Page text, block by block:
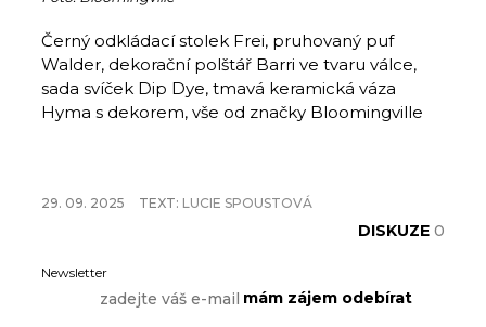
Černý odkládací stolek Frei, pruhovaný puf
Walder, dekorační polštář Barri ve tvaru válce,
sada svíček Dip Dye, tmavá keramická váza
Hyma s dekorem, vše od značky Bloomingville
29. 09. 2025 TEXT: LUCIE SPOUSTOVÁ
DISKUZE 0
Newsletter